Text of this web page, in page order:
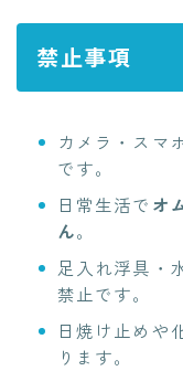
禁止事項
カメラ・スマ
です。
日常生活で オ
ん。
足入れ浮具・
禁止です。
日焼け止めや
ります。